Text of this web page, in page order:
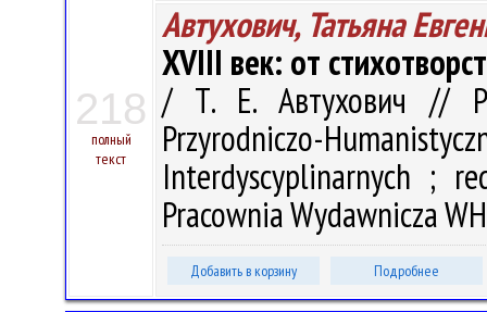
218
полный
текст
Автухович, Татьяна
XVIII век: от
/ Т. Е. Автухович //
Przyrodniczo-
Interdyscyplinarnych ;
Pracownia Wydawnicza
Добавить в корзину Подробнее